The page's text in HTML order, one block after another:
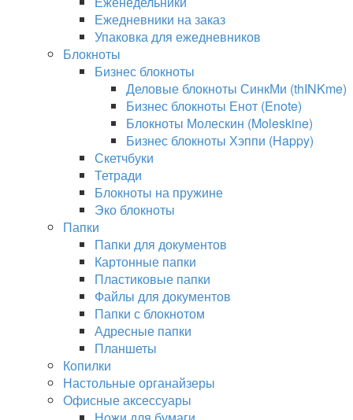
Ежедневники на заказ
Упаковка для ежедневников
Блокноты
Бизнес блокноты
Деловые блокноты СинкМи (thINKme)
Бизнес блокноты Енот (Enote)
Блокноты Молескин (Moleskine)
Бизнес блокноты Хэппи (Happy)
Скетчбуки
Тетради
Блокноты на пружине
Эко блокноты
Папки
Папки для документов
Картонные папки
Пластиковые папки
Файлы для документов
Папки с блокнотом
Адресные папки
Планшеты
Копилки
Настольные органайзеры
Офисные аксессуары